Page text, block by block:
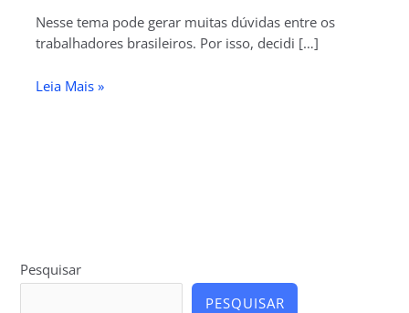
Nesse tema pode gerar muitas dúvidas entre os
trabalhadores brasileiros. Por isso, decidi […]
Leia Mais »
Pesquisar
PESQUISAR